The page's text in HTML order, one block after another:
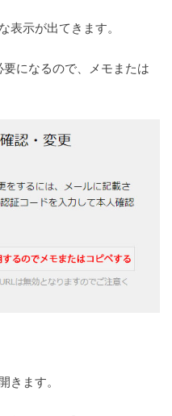
表示が出てきます。
要になるので、メモまたは
きます。